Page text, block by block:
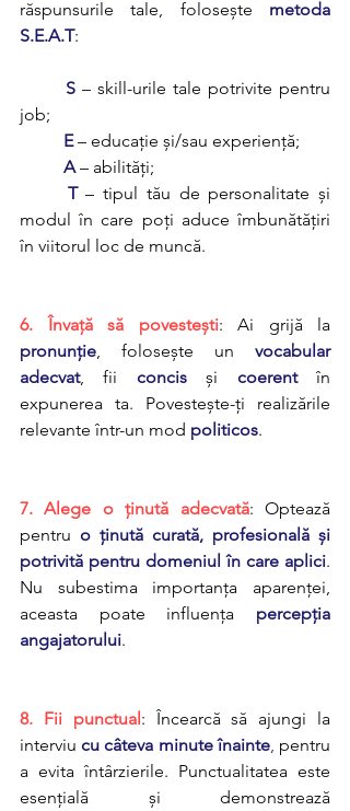
răspunsurile tale, folosește metoda
S.E.A.T:
S – skill-urile tale potrivite pentru
job;
E – educație și/sau experiență;
A – abilități;
T – tipul tău de personalitate și
modul în care poți aduce îmbunătățiri
în viitorul loc de muncă.
6. Învață să povestești
pronunție , folosește un vocabular
adecvat, fii concis și coerent în
expunerea ta. Povestește-ți realizările
relevante într-un mod politicos.
7. Alege o ținută adecvată: Optează
pentru o ținută curată, profesională și
potrivită pentru domeniul în care aplici.
Nu subestima importanța aparenței,
aceasta poate influența percepția
angajatorului.
8. Fii punctual: Încearcă să ajungi la
interviu cu câteva minute înainte, pentru
a evita întârzierile. Punctualitatea este
esențială și demonstrează